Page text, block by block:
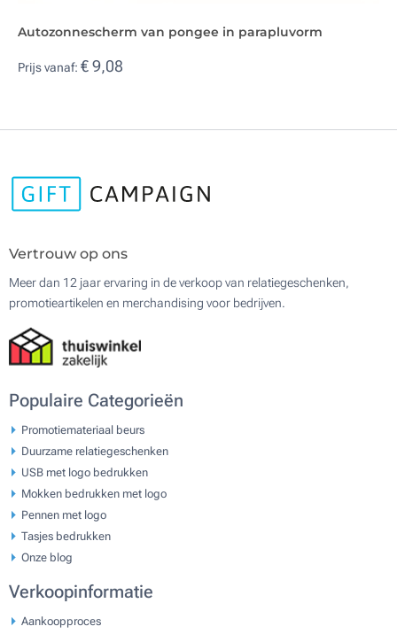
Autozonnescherm van pongee in parapluvorm
Prijs vanaf: € 9,08
Vertrouw op ons
Meer dan 12 jaar ervaring in de verkoop van relatiegeschenken,
promotieartikelen en merchandising voor bedrijven.
Populaire Categorieën
Promotiemateriaal beurs
Duurzame relatiegeschenken
USB met logo bedrukken
Mokken bedrukken met logo
Pennen met logo
Tasjes bedrukken
Onze blog
Verkoopinformatie
Aankoopproces